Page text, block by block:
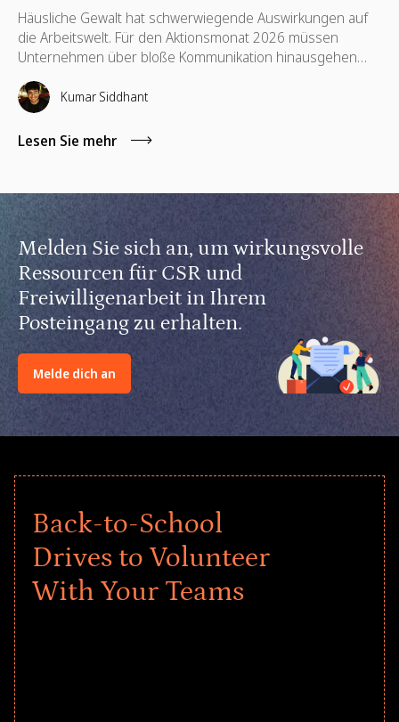
Häusliche Gewalt hat schwerwiegende Auswirkungen auf
die Arbeitswelt. Für den Aktionsmonat 2026 müssen
Unternehmen über bloße Kommunikation hinausgehen
und unterstützende Richtlinien, finanzielle Hilfsangebote,
Schulungen für Führungskräfte sowie kompetenzbasiertes
Ehrenamt implementieren.
Kumar Siddhant
Lesen Sie mehr
Melden Sie sich an, um wirkungsvolle
Ressourcen für CSR und
Freiwilligenarbeit in Ihrem
Posteingang zu erhalten.
Melde dich an
Back-to-School
Drives to Volunteer
With Your Teams